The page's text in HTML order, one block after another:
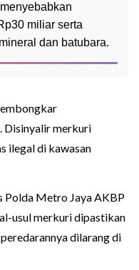
miliar serta
dan batubara.
Disinyalir merkuri
ilegal di kawasan
Metro Jaya AKBP
usul merkuri dipastikan
dilarang di